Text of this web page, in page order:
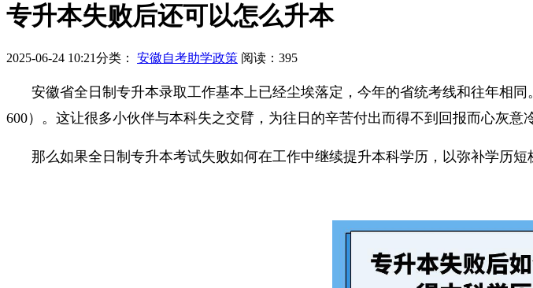
专升本失败后还可以怎么升本
2025-06-24 10:21分类： 安徽自考助学政策 阅读： 395
安徽省全日制专升本录取工作基本上已经尘埃落定，今年的省统考线和往年相
600）。这让很多小伙伴与本科失之交臂，为往日的辛苦付出而得不到回报而心灰意
那么如果全日制专升本考试失败如何在工作中继续提升本科学历，以弥补学历短